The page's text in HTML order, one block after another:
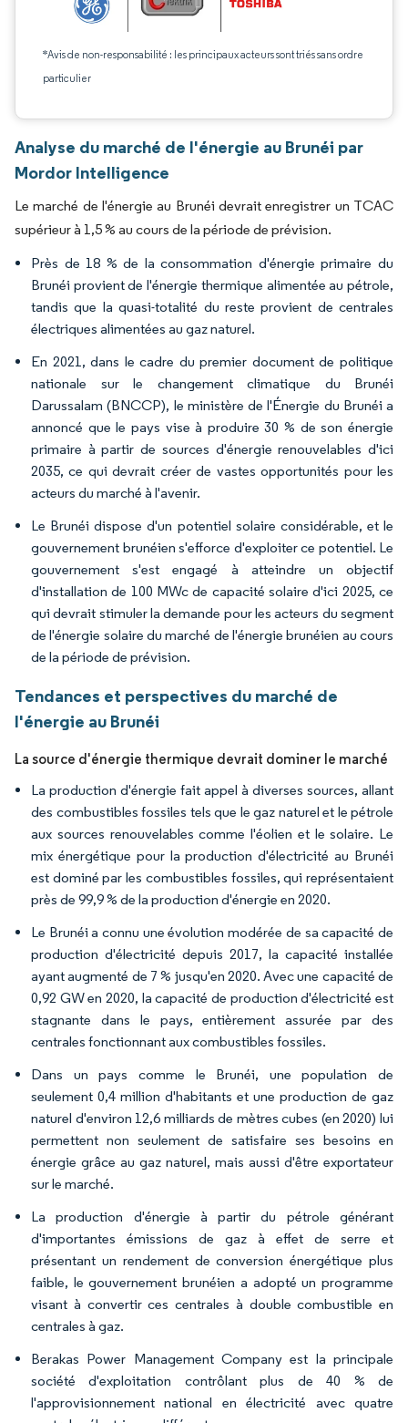
*Avis de non-responsabilité : les principaux acteurs sont triés sans ordre
particulier
Analyse du marché de l'énergie au Brunéi par
Mordor Intelligence
Le marché de l'énergie au Brunéi devrait enregistrer un TCAC
supérieur à 1,5 % au cours de la période de prévision.
Près de 18 % de la consommation d'énergie primaire du
Brunéi provient de l'énergie thermique alimentée au pétrole,
tandis que la quasi-totalité du reste provient de centrales
électriques alimentées au gaz naturel.
En 2021, dans le cadre du premier document de politique
nationale sur le changement climatique du Brunéi
Darussalam (BNCCP), le ministère de l'Énergie du Brunéi a
annoncé que le pays vise à produire 30 % de son énergie
primaire à partir de sources d'énergie renouvelables d'ici
2035, ce qui devrait créer de vastes opportunités pour les
acteurs du marché à l'avenir.
Le Brunéi dispose d'un potentiel solaire considérable, et le
gouvernement brunéien s'efforce d'exploiter ce potentiel. Le
gouvernement s'est engagé à atteindre un objectif
d'installation de 100 MWc de capacité solaire d'ici 2025, ce
qui devrait stimuler la demande pour les acteurs du segment
de l'énergie solaire du marché de l'énergie brunéien au cours
de la période de prévision.
Tendances et perspectives du marché de
l'énergie au Brunéi
La source d'énergie thermique devrait dominer le marché
La production d'énergie fait appel à diverses sources, allant
des combustibles fossiles tels que le gaz naturel et le pétrole
aux sources renouvelables comme l'éolien et le solaire. Le
mix énergétique pour la production d'électricité au Brunéi
est dominé par les combustibles fossiles, qui représentaient
près de 99,9 % de la production d'énergie en 2020.
Le Brunéi a connu une évolution modérée de sa capacité de
production d'électricité depuis 2017, la capacité installée
ayant augmenté de 7 % jusqu'en 2020. Avec une capacité de
0,92 GW en 2020, la capacité de production d'électricité est
stagnante dans le pays, entièrement assurée par des
centrales fonctionnant aux combustibles fossiles.
Dans un pays comme le Brunéi, une population de
seulement 0,4 million d'habitants et une production de gaz
naturel d'environ 12,6 milliards de mètres cubes (en 2020) lui
permettent non seulement de satisfaire ses besoins en
énergie grâce au gaz naturel, mais aussi d'être exportateur
sur le marché.
La production d'énergie à partir du pétrole générant
d'importantes émissions de gaz à effet de serre et
présentant un rendement de conversion énergétique plus
faible, le gouvernement brunéien a adopté un programme
visant à convertir ces centrales à double combustible en
centrales à gaz.
Berakas Power Management Company est la principale
société d'exploitation contrôlant plus de 40 % de
l'approvisionnement national en électricité avec quatre